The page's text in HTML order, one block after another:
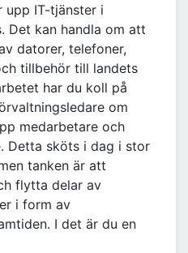
upp IT-tjänster i
Det kan handla om att
datorer, telefoner,
tillbehör till landets
har du koll på
om
medarbetare och
Detta sköts i dag i stor
tanken är att
flytta delar av
i form av
I det är du en